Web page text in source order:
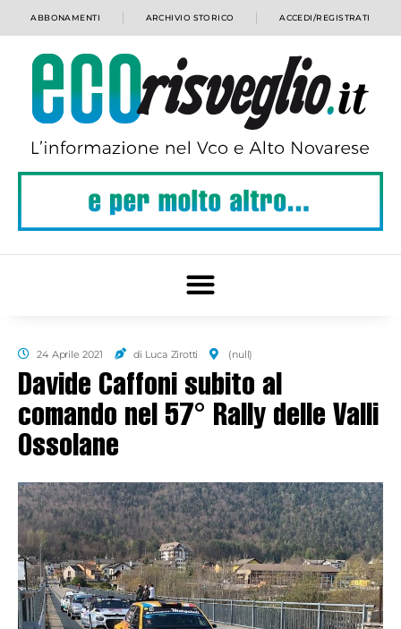
ABBONAMENTI ARCHIVIO STORICO ACCEDI/REGISTRATI
24 Aprile 2021 di Luca Zirotti (null)
Davide Caffoni subito al
comando nel 57° Rally delle Valli
Ossolane